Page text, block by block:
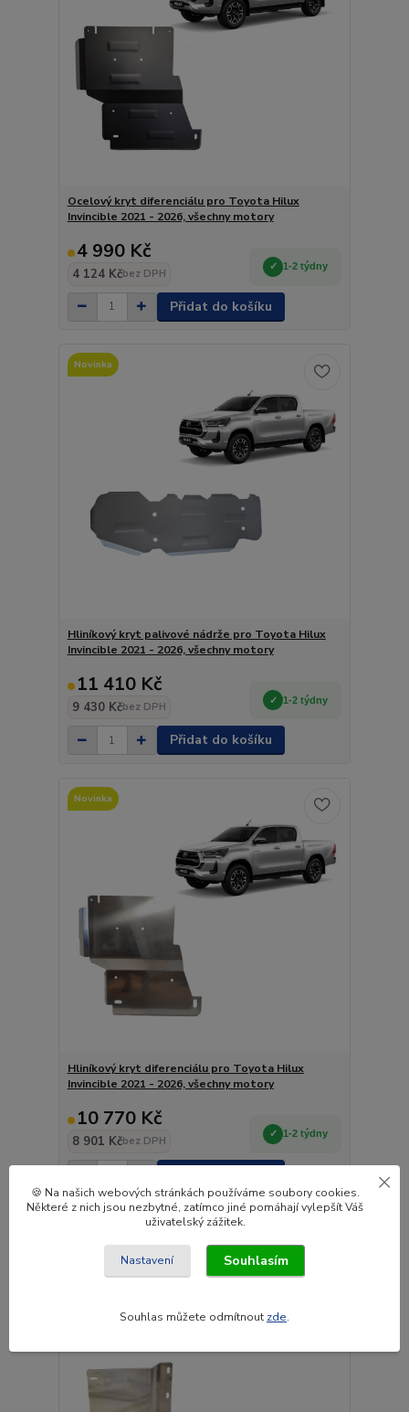
Ocelový kryt diferenciálu pro Toyota Hilux
Invincible 2021 - 2026, všechny motory
4 990 Kč
4 124 Kčbez DPH
1-2 týdny
Přidat do košíku
Novinka
Hliníkový kryt palivové nádrže pro Toyota Hilux
Invincible 2021 - 2026, všechny motory
11 410 Kč
9 430 Kčbez DPH
1-2 týdny
Přidat do košíku
Novinka
Hliníkový kryt diferenciálu pro Toyota Hilux
Invincible 2021 - 2026, všechny motory
10 770 Kč
8 901 Kčbez DPH
1-2 týdny
🍪 Na našich webových stránkách používáme soubory cookies.
Některé z nich jsou nezbytné, zatímco jiné pomáhají vylepšít Váš
uživatelský zážitek.
Nastavení Souhlasím
Souhlas můžete odmítnout zde.